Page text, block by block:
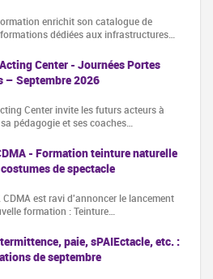
enrichit son catalogue de
dédiées aux infrastructures…
- Journées Portes
– Septembre 2026
Center invite les futurs acteurs à
pédagogie et ses coaches…
- Formation teinture naturelle
de spectacle
CDMA est ravi d'annoncer le lancement
formation : Teinture…
paie, sPAIEctacle, etc. :
de septembre